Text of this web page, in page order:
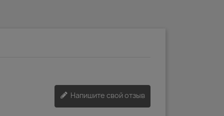
Напишите свой отзыв